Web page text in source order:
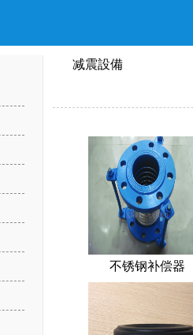
减震設備
不锈钢补偿器